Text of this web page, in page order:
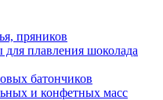
пряников
плавления шоколада
батончиков
и конфетных масс